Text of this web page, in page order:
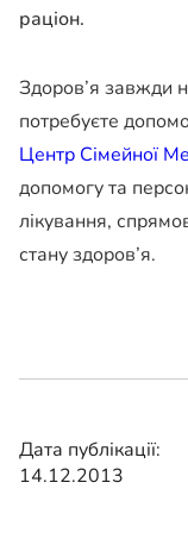
раціон.
Здоров’я завжди
потребуєте
Центр Сімейної
допомогу та
лікування,
стану здоров’я.
Дата публікації:
14.12.2013